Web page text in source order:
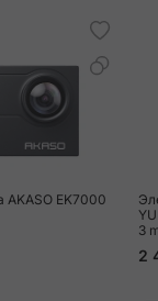
EK7000
3
2